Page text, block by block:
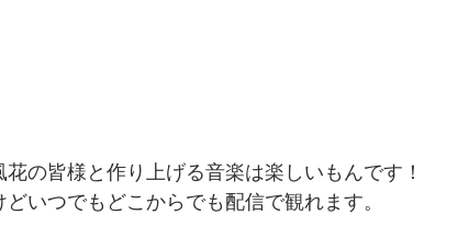
花の皆様と作り上げる音楽は楽しいもんです！
いつでもどこからでも配信で観れます。